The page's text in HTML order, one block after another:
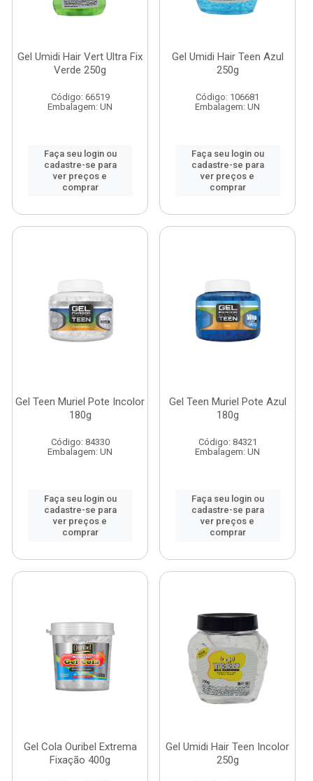
Gel Umidi Hair Vert Ultra Fix
Verde 250g
Código: 66519
Embalagem: UN
Faça seu login ou
cadastre-se para
ver preços e
comprar
Gel Umidi Hair Teen Azul
250g
Código: 106681
Embalagem: UN
Faça seu login ou
cadastre-se para
ver preços e
comprar
Gel Teen Muriel Pote Incolor
180g
Código: 84330
Embalagem: UN
Faça seu login ou
cadastre-se para
ver preços e
comprar
Gel Teen Muriel Pote Azul
180g
Código: 84321
Embalagem: UN
Faça seu login ou
cadastre-se para
ver preços e
comprar
Gel Cola Ouribel Extrema
Fixação 400g
Gel Umidi Hair Teen Incolor
250g